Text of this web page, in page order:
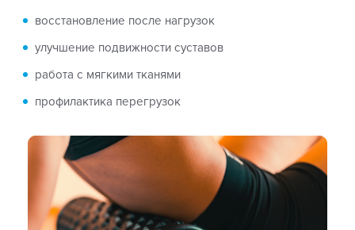
восстановление после нагрузок
улучшение подвижности суставов
работа с мягкими тканями
профилактика перегрузок